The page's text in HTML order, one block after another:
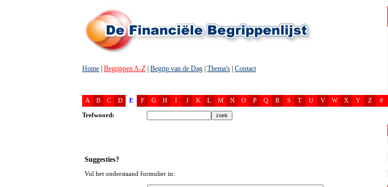
Home Begrippen A-Z Begrip van de Dag Thema's Contact
A B C D E F G H I J K L M N O P Q R S T U V W X Y Z #
Trefwoord:
Suggesties?
Vul het onderstaand formulier in: